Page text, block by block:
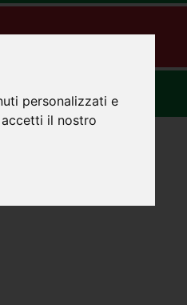
personalizzati e
il nostro
News